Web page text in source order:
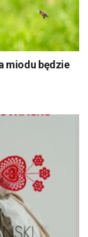
miodu będzie